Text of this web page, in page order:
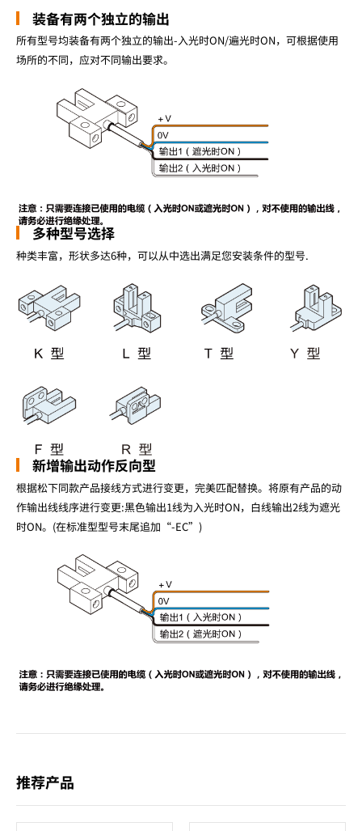
装备有两个独立的输出
所有型号均装备有两个独立的输出-入光时ON/遍光时ON，可根据使用
场所的不同，应对不同输出要求。
多种型号选择
种类丰富，形状多达6种，可以从中选出满足您安装条件的型号.
新增输出动作反向型
根据松下同款产品接线方式进行变更，完美匹配替换。将原有产品的动
作输出线线序进行变更:黑色输出1线为入光时ON，白线输出2线为遮光
时ON。(在标准型型号末尾追加“-EC”)
推荐产品